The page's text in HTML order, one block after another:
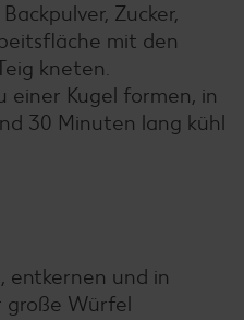
Zucker,
mit den
kneten.
einer Kugel formen, in
30 Minuten lang kühl
entkernen und in
große Würfel